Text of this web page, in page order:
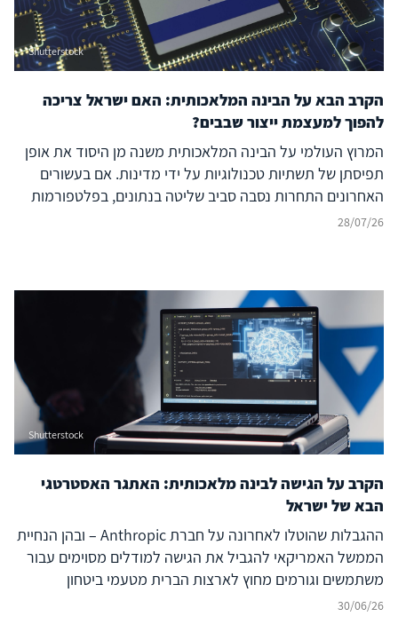
Shutterstock
הקרב הבא על הבינה המלאכותית: האם ישראל צריכה
להפוך למעצמת ייצור שבבים?
המרוץ העולמי על הבינה המלאכותית משנה מן היסוד את אופן
תפיסתן של תשתיות טכנולוגיות על ידי מדינות. אם בעשורים
האחרונים התחרות נסבה סביב שליטה בנתונים, בפלטפורמות
דיגיטליות ובמודלים של בינה מלאכותית, הרי שכיום מתברר כי
מחשוב עתיר ביצועים (Compute) וכלה במרכזי נתונים, אנרגיה
ומודלים מתקדמים. התחרות אינה עוד על רכיב בודד של
מערכת הבינה המלאכותית, אלא על היכולת להחזיק בנתחים
משמעותיים של ה-AI Stack כולו.
28/07/26
Shutterstock
הקרב על הגישה לבינה מלאכותית: האתגר האסטרטגי
הבא של ישראל
ההגבלות שהוטלו לאחרונה על חברת Anthropic – ובהן הנחיית
הממשל האמריקאי להגביל את הגישה למודלים מסוימים עבור
משתמשים וגורמים מחוץ לארצות הברית מטעמי ביטחון
30/06/26